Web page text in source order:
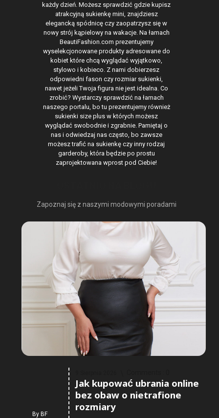
każdy dzień. Możesz sprawdzić gdzie kupisz
atrakcyjną sukienkę mini, znajdziesz
elegancką spódnicę czy zaopatrzysz się w
nowy strój kąpielowy na wakacje. Na łamach
BeautiFashion.com prezentujemy
wyselekcjonowane produkty adresowane do
kobiet które chcą wyglądać wyjątkowo,
stylowo i kobieco. Z nami dobierzesz
odpowiedni fason czy rozmiar sukienki,
nawet jeżeli Twoja figura nie jest idealna. Co
zrobić? Wystarczy sprawdzić na łamach
naszego portalu, bo tu prezentujemy również
sukienki size plus w których możesz
wyglądać swobodnie i zgrabnie. Pamiętaj o
nas i odwiedzaj nas często, bo zawsze
możesz trafić na sukienkę czy inny rodzaj
garderoby, która będzie po prostu
zaprojektowana wprost pod Ciebie!
Zapoznaj się z naszymi modowymi poradami
ByBF
Jak kupować ubrania online
bez obaw o nietrafione
rozmiary